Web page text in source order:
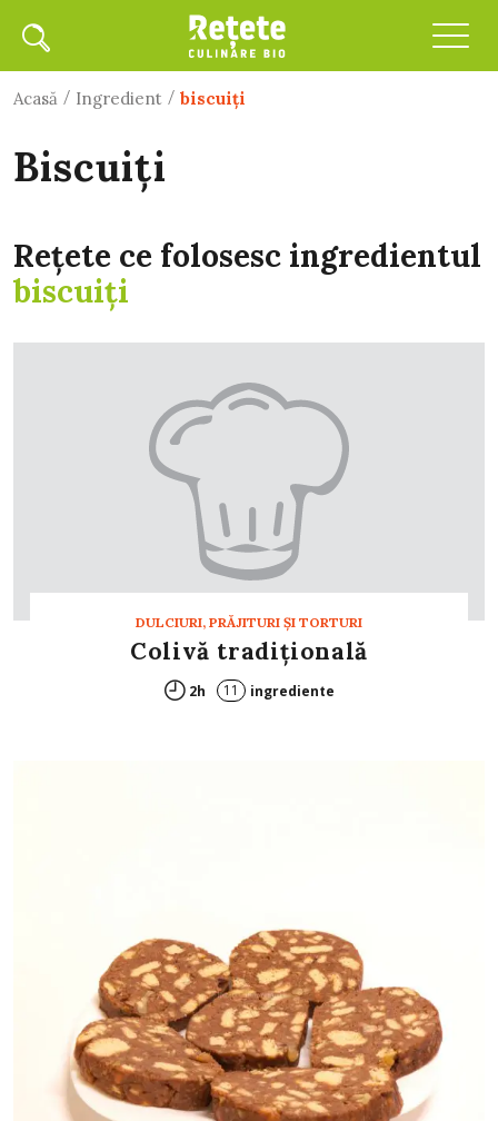
Acasă / Ingredient / biscuiţi
biscuiţi
Rețete ce folosesc ingredientul
biscuiţi
DULCIURI, PRĂJITURI ȘI TORTURI
Colivă tradițională
2h 11 ingrediente